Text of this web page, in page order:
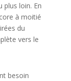
plus loin. En
à moitié
du
vers le
besoin